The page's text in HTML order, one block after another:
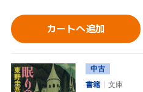
カートへ追加
中古
書籍
文庫